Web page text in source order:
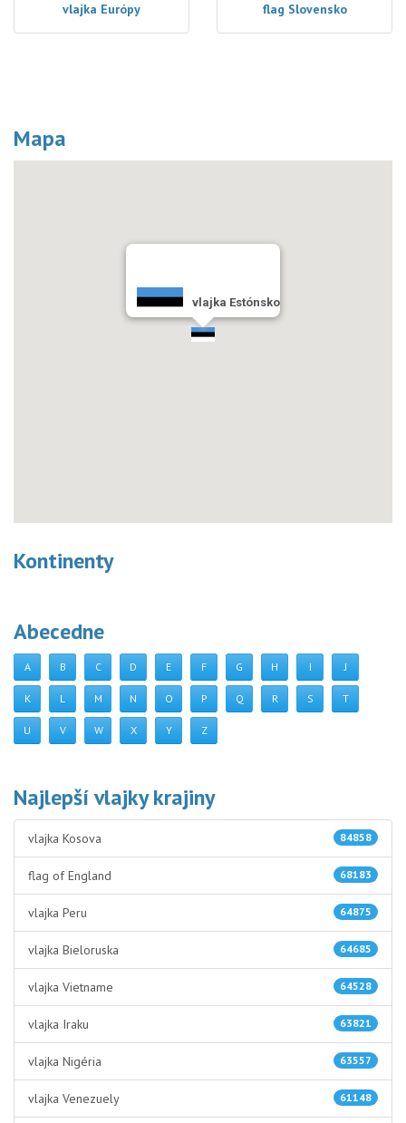
vlajka Európy flag Slovensko
Mapa
vlajka Estónsko
Kontinenty
Abecedne
A B C D E F G H I J
K L M N O P Q R S T
U V W X Y Z
Najlepší vlajky krajiny
84858
vlajka Kosova
68183
flag of England
64875
vlajka Peru
64685
vlajka Bieloruska
64528
vlajka Vietname
63821
vlajka Iraku
63557
vlajka Nigéria
61148
vlajka Venezuely